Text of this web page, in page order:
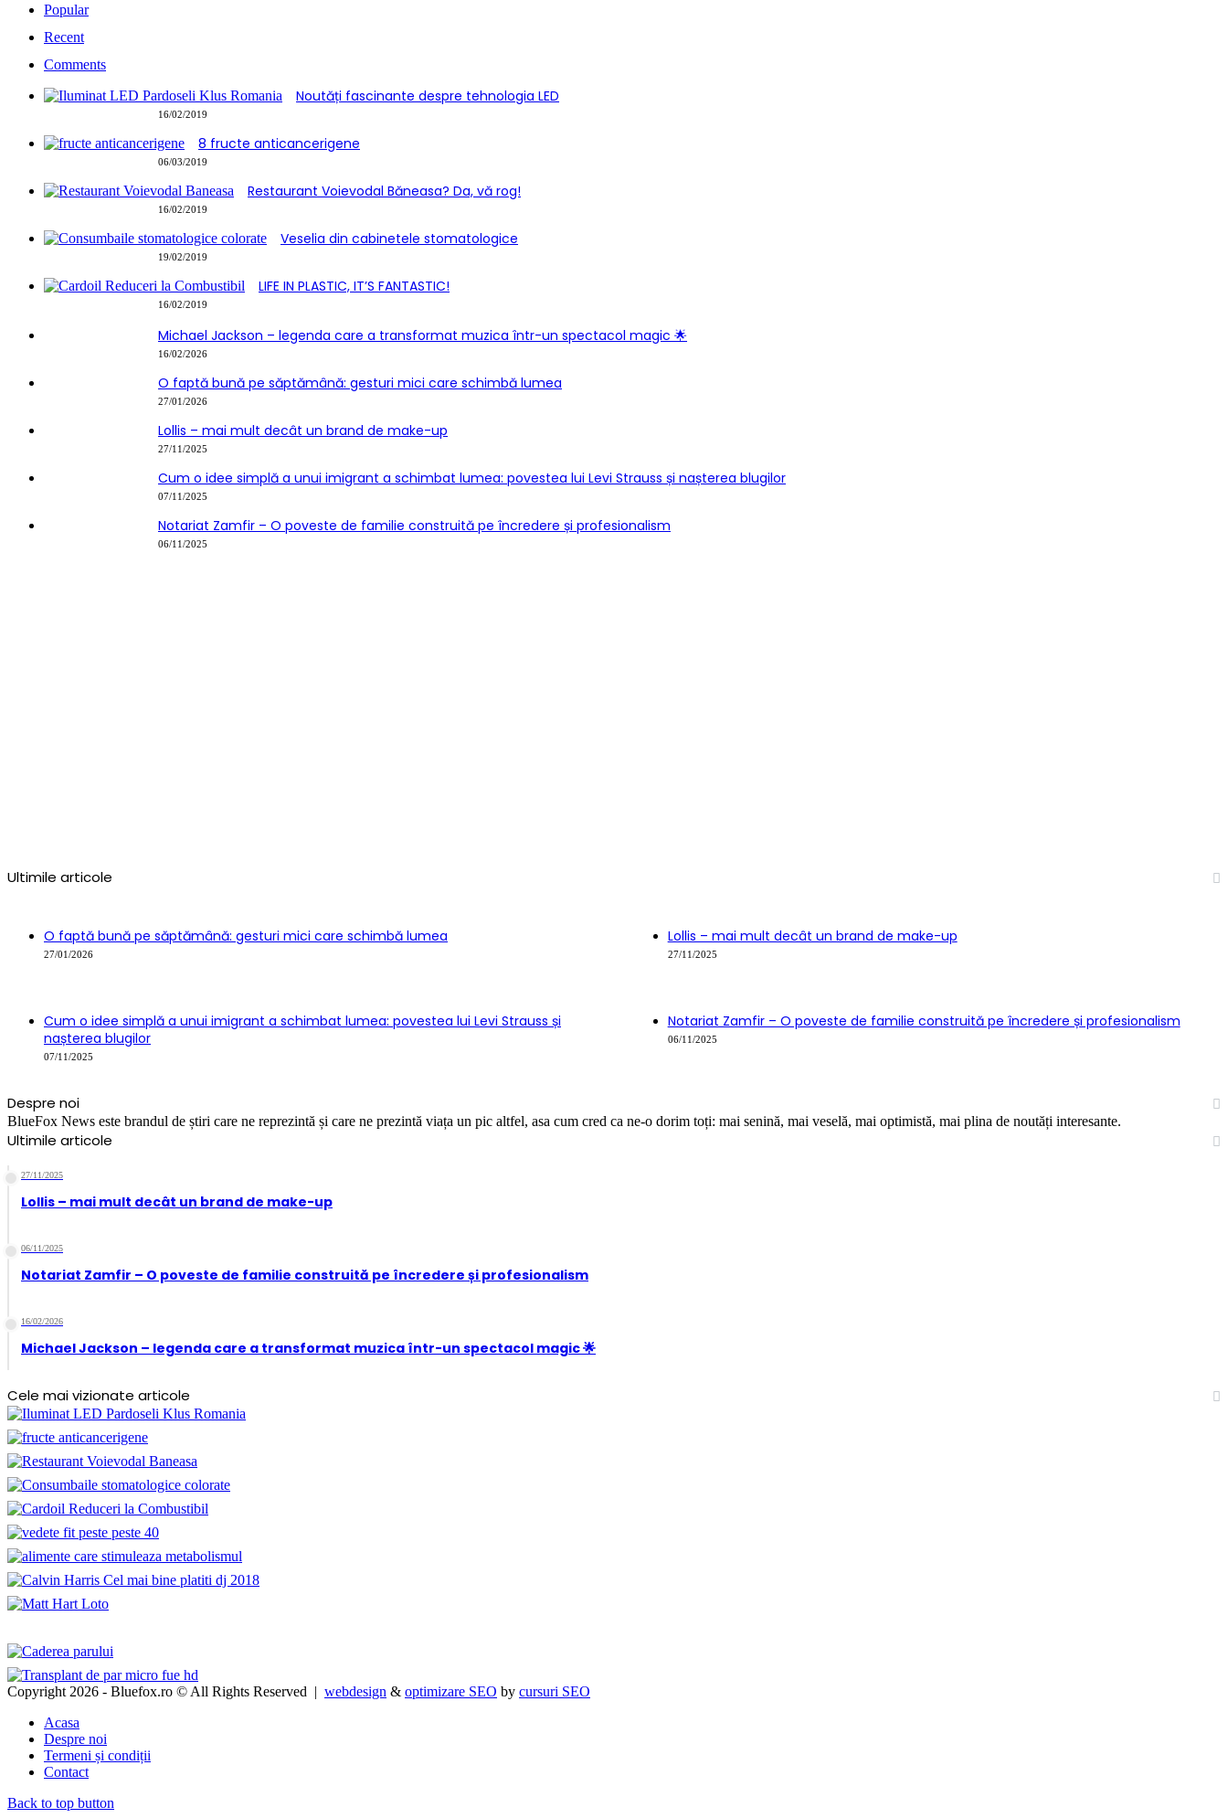
Popular
Recent
Comments
Noutăți fascinante despre tehnologia LED
16/02/2019
8 fructe anticancerigene
06/03/2019
Restaurant Voievodal Băneasa? Da, vă rog!
16/02/2019
Veselia din cabinetele stomatologice
19/02/2019
LIFE IN PLASTIC, IT’S FANTASTIC!
16/02/2019
Michael Jackson – legenda care a transformat muzica într-un spectacol magic 🌟
16/02/2026
O faptă bună pe săptămână: gesturi mici care schimbă lumea
27/01/2026
Lollis – mai mult decât un brand de make-up
27/11/2025
Cum o idee simplă a unui imigrant a schimbat lumea: povestea lui Levi Strauss și nașterea blugilor
07/11/2025
Notariat Zamfir – O poveste de familie construită pe încredere și profesionalism
06/11/2025
Ultimile articole
O faptă bună pe săptămână: gesturi mici care schimbă lumea
27/01/2026
Lollis – mai mult decât un brand de make-up
27/11/2025
Cum o idee simplă a unui imigrant a schimbat lumea: povestea lui Levi Strauss și
nașterea blugilor
07/11/2025
Notariat Zamfir – O poveste de familie construită pe încredere și profesionalism
06/11/2025
Despre noi
BlueFox News este brandul de știri care ne reprezintă și care ne prezintă viața un pic altfel, asa cum cred ca ne-o dorim toți: mai senină, mai veselă, mai optimistă, mai plina de noutăți interesante.
Ultimile articole
27/11/2025
Lollis – mai mult decât un brand de make-up
06/11/2025
Notariat Zamfir – O poveste de familie construită pe încredere și profesionalism
16/02/2026
Michael Jackson – legenda care a transformat muzica într-un spectacol magic 🌟
Cele mai vizionate articole
Copyright 2026 - Bluefox.ro © All Rights Reserved | webdesign & optimizare SEO by cursuri SEO
Acasa
Despre noi
Termeni și condiții
Contact
Back to top button